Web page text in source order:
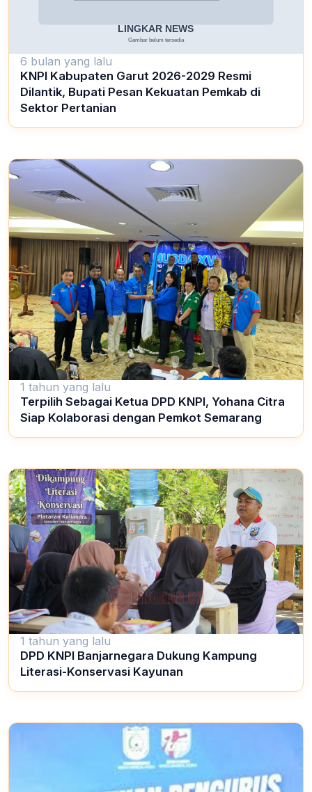
6 bulan yang lalu
KNPI Kabupaten Garut 2026-2029 Resmi
Dilantik, Bupati Pesan Kekuatan Pemkab di
Sektor Pertanian
1 tahun yang lalu
Terpilih Sebagai Ketua DPD KNPI, Yohana Citra
Siap Kolaborasi dengan Pemkot Semarang
1 tahun yang lalu
DPD KNPI Banjarnegara Dukung Kampung
Literasi-Konservasi Kayunan